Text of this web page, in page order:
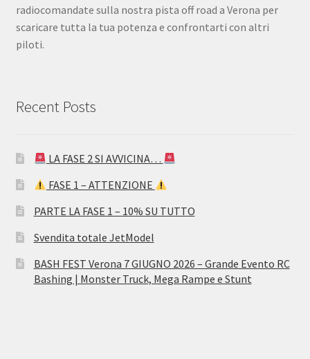
radiocomandate sulla nostra pista off road a Verona per
scaricare tutta la tua potenza e confrontarti con altri
piloti.
Recent Posts
LA FASE 2 SI AVVICINA…
FASE 1 – ATTENZIONE
PARTE LA FASE 1 – 10% SU TUTTO
Svendita totale JetModel
BASH FEST Verona 7 GIUGNO 2026 – Grande Evento RC
Bashing | Monster Truck, Mega Rampe e Stunt